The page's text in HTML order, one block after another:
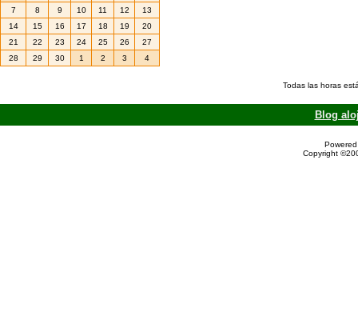
7
8 9 10 11 12
13
14
15 16 17 18 19
20
21
22 23 24 25 26
27
28
29 30 1 2 3 4
Todas las horas
Blog
Copyright